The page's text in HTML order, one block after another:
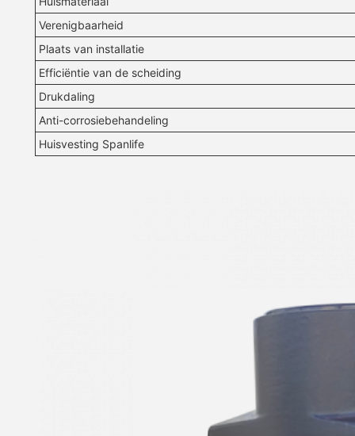
Verenigbaarheid
Plaats van installatie
Efficiëntie van de scheiding
Drukdaling
Anti-corrosiebehandeling
Huisvesting Spanlife